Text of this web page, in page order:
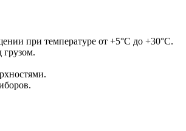
при температуре от +5°С до +30°С.
грузом.